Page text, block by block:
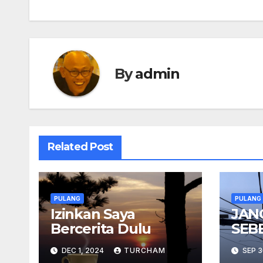
Byadmin
Related Post
PULANG
Izinkan Saya
Bercerita Dulu
DEC 1, 2024 TURCHAM
PULANG
SEP